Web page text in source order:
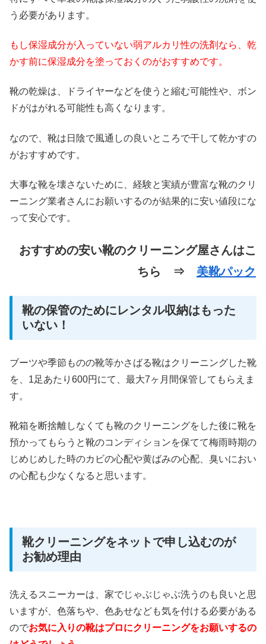
う必要があります。
もし保湿成分が入っていない弱アルカリ性の洗剤なら、乾
かす前に保湿成分を塗っておくのがおすすめです。
靴の乾燥は、ドライヤーなどを使うと縮む可能性や、ボン
ドがはがれる可能性も高くなります。
なので、靴は日陰で風通しの良いところで干して乾かすの
がおすすめです。
大事な靴を壊さないために、経験と実績が豊富な靴のクリ
ーニング業者さんにお願いするのが結果的に安い値段にな
って安心です。
おすすめの安い靴のクリーニング屋さんはこ
ちら ⇒ 美靴パック
靴の保管のためにレンタル収納はもった
いない！
ブーツや季節ものの靴等かさばる靴はクリーニングした靴
を、1足あたり600円にて、最大7ヶ月間保管してもらえま
す。
靴箱を断捨離しなくても靴のクリーニングをした後に靴を
預かってもらうと靴のコンディションを保てて梅雨時期の
じめじめした時のカビの心配や黄ばみの心配、臭いにおい
の心配も少なくなると思います。
靴クリーニングをネットで申し込むのが
お勧め理由
洗えるスニーカーは、家でじゃぶじゃぶ洗うのも良いと思
いますが、色落ちや、色あせなども気を付ける必要がある
のでお気に入りの靴はプロにクリーニングをお願いするの